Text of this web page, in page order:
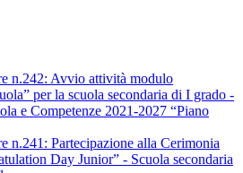
n.242: Avvio attività modulo
per la scuola secondaria di I grado -
e Competenze 2021-2027 “Piano
n.241: Partecipazione alla Cerimonia
Day Junior” - Scuola secondaria